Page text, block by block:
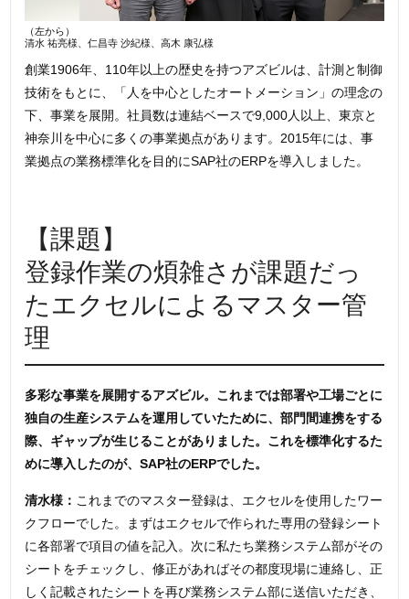
（左から）
清水 祐亮様、仁昌寺 沙紀様、高木 康弘様
創業1906年、110年以上の歴史を持つアズビルは、計測と制御
技術をもとに、「人を中心としたオートメーション」の理念の
下、事業を展開。社員数は連結ベースで9,000人以上、東京と
神奈川を中心に多くの事業拠点があります。2015年には、事
業拠点の業務標準化を目的にSAP社のERPを導入しました。
【課題】
登録作業の煩雑さが課題だっ
たエクセルによるマスター管
理
多彩な事業を展開するアズビル。これまでは部署や工場ごとに
独自の生産システムを運用していたために、部門間連携をする
際、ギャップが生じることがありました。これを標準化するた
めに導入したのが、SAP社のERPでした。
清水様： これまでのマスター登録は、エクセルを使用したワー
クフローでした。まずはエクセルで作られた専用の登録シート
に各部署で項目の値を記入。次に私たち業務システム部がその
シートをチェックし、修正があればその都度現場に連絡し、正
しく記載されたシートを再び業務システム部に送信いただき、